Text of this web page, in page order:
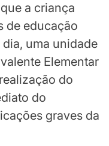
a criança
de educação
uma unidade
Elementar
do
do
graves da